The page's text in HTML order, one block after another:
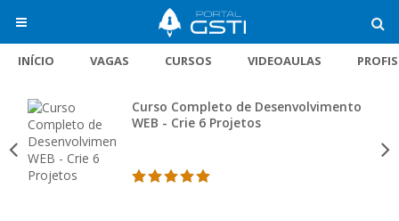
INÍCIO VAGAS CURSOS VIDEOAULAS
Curso Completo de Desenvolvimento
WEB - Crie 6 Projetos